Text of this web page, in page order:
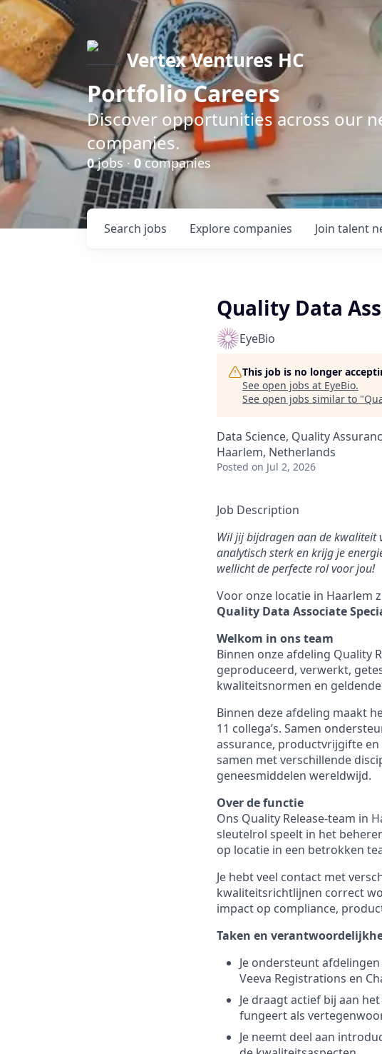
Vertex Ventures HC
Portfolio Careers
Discover opportunities across our
companies.
0jobs · 0companies
Search jobs Explore companies Join talent
Quality Data
EyeBio
This job is no longer
See open jobs at EyeBio.
See open jobs similar to "
Data Science, Quality
Haarlem, Netherlands
Posted on Jul 2, 2026
Job Description
Wil jij bijdragen aan de kwaliteit
analytisch sterk en krijg je
wellicht de perfecte rol voor jou!
Voor onze locatie in Haarlem
Quality Data Associate
Welkom in ons team
Binnen onze afdeling Quality
geproduceerd, verwerkt,
kwaliteitsnormen en
Binnen deze afdeling maakt
11 collega’s. Samen
assurance, productvrijgifte
samen met verschillende
geneesmiddelen wereldwijd.
Over de functie
Ons Quality Release-team in
sleutelrol speelt in het
op locatie in een betrokken
Je hebt veel contact met
kwaliteitsrichtlijnen correct
impact op compliance,
Taken en
Je ondersteunt
Veeva Registrations en
Je draagt actief bij aan
fungeert als
Je neemt deel aan